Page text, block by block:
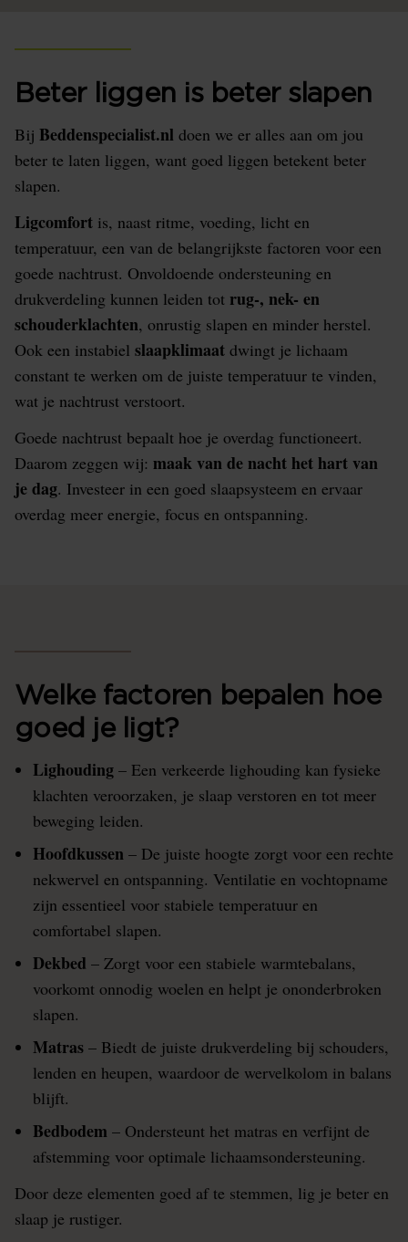
Beter liggen is beter slapen
Bij Beddenspecialist.nl doen we er alles aan om jou
beter te laten liggen, want goed liggen betekent beter
slapen.
Ligcomfort is, naast ritme, voeding, licht en
temperatuur, een van de belangrijkste factoren voor een
goede nachtrust. Onvoldoende ondersteuning en
drukverdeling kunnen leiden tot rug-, nek- en
schouderklachten, onrustig slapen en minder herstel.
Ook een instabiel slaapklimaat dwingt je lichaam
constant te werken om de juiste temperatuur te vinden,
wat je nachtrust verstoort.
Goede nachtrust bepaalt hoe je overdag functioneert.
Daarom zeggen wij: maak van de nacht het hart van
je dag. Investeer in een goed slaapsysteem en ervaar
overdag meer energie, focus en ontspanning.
Welke factoren bepalen hoe
goed je ligt?
Lighouding – Een verkeerde lighouding kan fysieke
klachten veroorzaken, je slaap verstoren en tot meer
beweging leiden.
Hoofdkussen – De juiste hoogte zorgt voor een rechte
nekwervel en ontspanning. Ventilatie en vochtopname
zijn essentieel voor stabiele temperatuur en
comfortabel slapen.
Dekbed – Zorgt voor een stabiele warmtebalans,
voorkomt onnodig woelen en helpt je ononderbroken
slapen.
Matras – Biedt de juiste drukverdeling bij schouders,
lenden en heupen, waardoor de wervelkolom in balans
blijft.
Bedbodem – Ondersteunt het matras en verfijnt de
afstemming voor optimale lichaamsondersteuning.
Door deze elementen goed af te stemmen, lig je beter en
slaap je rustiger.